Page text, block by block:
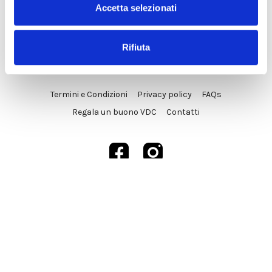
Accetta selezionati
Rifiuta
Termini e Condizioni Privacy policy
FAQs
Regala un buono VDC
Contatti